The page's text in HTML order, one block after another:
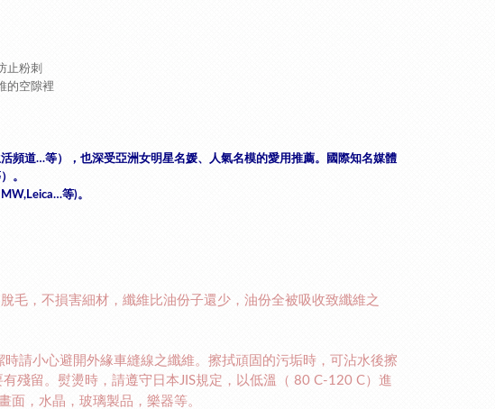
止粉刺
的空隙裡
頻道…等），也深受亞洲女明星名媛、人氣名模的愛用推薦。國際知名媒體
。
等)。
脫毛，不損害細材，纖維比油份子還少，油份全被吸收致纖維之
請小心避開外緣車縫線之纖維。擦拭頑固的污垢時，可沾水後擦
殘留。熨燙時，請遵守日本JIS規定，以低溫（ 80 C-120 C）進
面，水晶，玻璃製品，樂器等。